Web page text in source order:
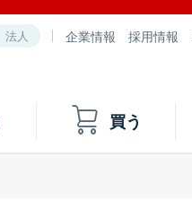
法人 企業情報 採用情報
買う